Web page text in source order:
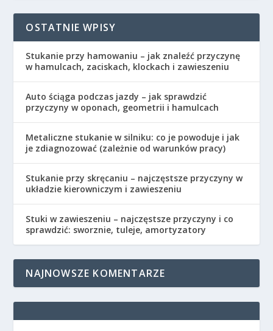
OSTATNIE WPISY
Stukanie przy hamowaniu – jak znaleźć przyczynę
w hamulcach, zaciskach, klockach i zawieszeniu
Auto ściąga podczas jazdy – jak sprawdzić
przyczyny w oponach, geometrii i hamulcach
Metaliczne stukanie w silniku: co je powoduje i jak
je zdiagnozować (zależnie od warunków pracy)
Stukanie przy skręcaniu – najczęstsze przyczyny w
układzie kierowniczym i zawieszeniu
Stuki w zawieszeniu – najczęstsze przyczyny i co
sprawdzić: sworznie, tuleje, amortyzatory
NAJNOWSZE KOMENTARZE